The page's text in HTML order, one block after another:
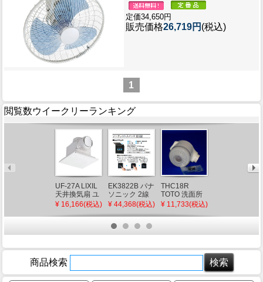
定価34,650円
販売価格26,719円 (税込)
1
閲覧数ウイークリーランキング
UF-27A LIXIL
天井換気扇 ユ
ニットバス用
品)
¥ 16,166(税込)
EK3822B パナ
ソニック 2線
式電気錠用シ
イッチ(埋込型)
ブラック
¥ 44,368(税込)
THC18R
TOTO 洗面所
部品 洗面所水
ッド部
用）
¥ 11,733(税込)
ス L=1200
後継品)
商品検索